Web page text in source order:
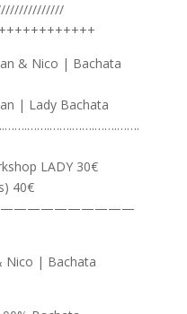
& Nico | Bachata
| Lady Bachata
LADY 30€
40€
Nico | Bachata